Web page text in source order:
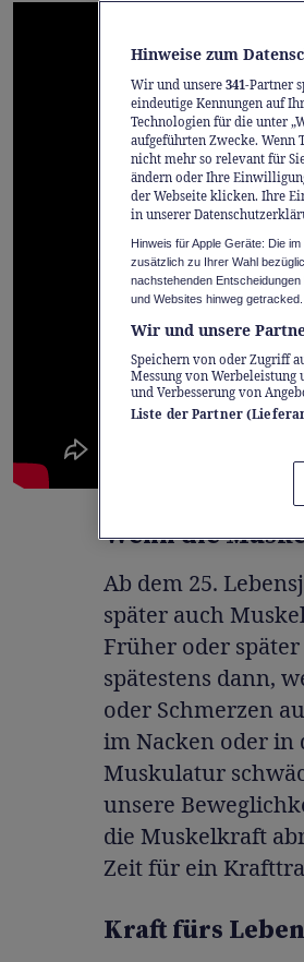
Wenn die
Ab dem 25.
später auch
Früher oder
spätestens dann,
oder Schmerzen
im Nacken oder in
Muskulatur
unsere
die Muskelkraft
Zeit für ein
Kraft fürs Leben
Hinweise zum
Wir und unsere 341-Partner
eindeutige Kennungen auf
Technologien für die unter
aufgeführten Zwecke.
nicht mehr so relevant für
ändern oder Ihre
der Webseite klicken. Ihre
in unserer
Hinweis für Apple Geräte: Die
zusätzlich zu Ihrer Wahl
nachstehenden
und Websites hinweg getracked.
Wir und unsere
Speichern von oder Zugriff
Messung von
und Verbesserung von
Liste der Partner